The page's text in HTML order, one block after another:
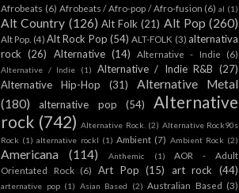
Afrobeats (6) Afrobeats / Afro-pop / Afro-fusion (6) al (1)
Alt Country (126) Alt Folk (21) Alt Pop (260)
Alt Pop. (4) Alt Rock Pop (54) ALT-FOLK (3) alternativa
rock (26) Alternative (14) Alternative - Indie (6)
Alternative / Indie (1) Alternative / Indie R&B (27)
Alternative Hip-Hop
(31)
Alternative Metal
(180)
alternative pop (54)
Alternative
rock (742) Alternative Rock. (2) Alternative Rock90s
Rock (1) alternative rockl (1) Ambient (7) Ambient Rock (2)
Americana (114) Anthemic (1)
AOR - Adult
Orientated Rock (6) Art Pop (15) art rock (44)
arternative pop (1) Asian Based (2) Australian Based (3)